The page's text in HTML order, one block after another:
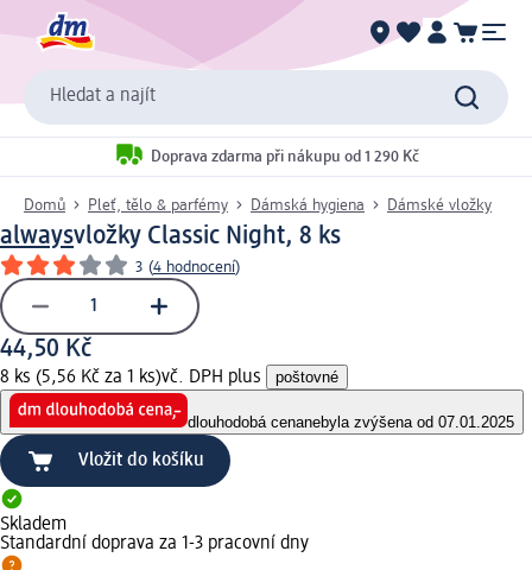
Hledat a najít
Doprava zdarma při nákupu od 1 290 Kč
Domů Pleť, tělo & parfémy Dámská hygiena Dámské vložky
alwaysvložky Classic Night, 8 ks
3 (4 hodnocení)
44,50 Kč
8 ks (5,56 Kč za 1 ks)vč. DPH plus poštovné
dlouhodobá cenanebyla zvýšena od 07.01.2025
Vložit do košíku
Skladem
Standardní doprava za 1-3 pracovní dny